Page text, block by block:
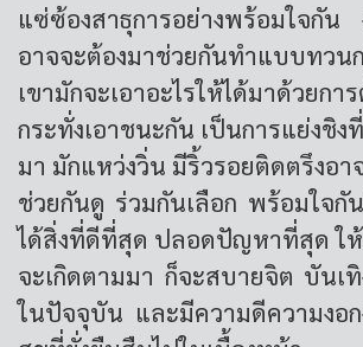
แซ่ซ้องสาธุการอย่างพร้อมใจกัน
อาจจะต้องมาช่วยกันทําแบบทว
เขามักจะเอาอะไรให้ได้มาด้วย
กระทั่งเอาชนะกัน เป็นการแย่งชิง
มา มักแหว่งวิ่น มีริ้วรอยติดตรึงอา
ช่วยกันดู ร่วมกันเลือก พร้อมใจกั
ได้สิ่งที่ดีที่สุด ปลอดปัญหาที่สุด ใ
จะเกิดตามมา ก็จะสบายจิต บันเ
ในปัจจุบัน และมีความดีความงอ